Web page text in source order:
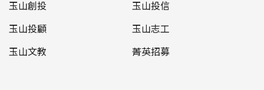
玉山創投
玉山投信
玉山投顧
玉山志工
玉山文教
菁英招募